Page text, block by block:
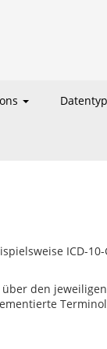
ICD-
den